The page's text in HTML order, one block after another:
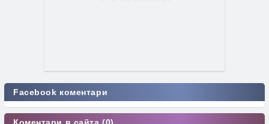
Facebook коментари
Коментари в сайта (0)